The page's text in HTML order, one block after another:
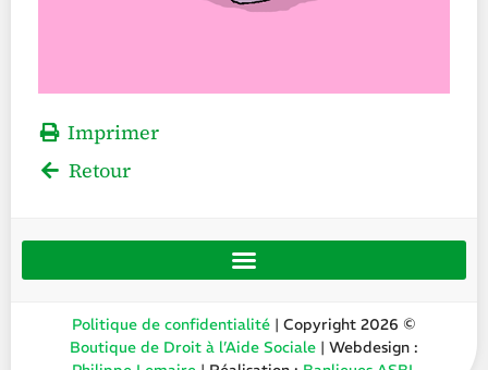
Imprimer
Retour
Politique de confidentialité | Copyright 2026 ©
Boutique de Droit à l’Aide Sociale | Webdesign :